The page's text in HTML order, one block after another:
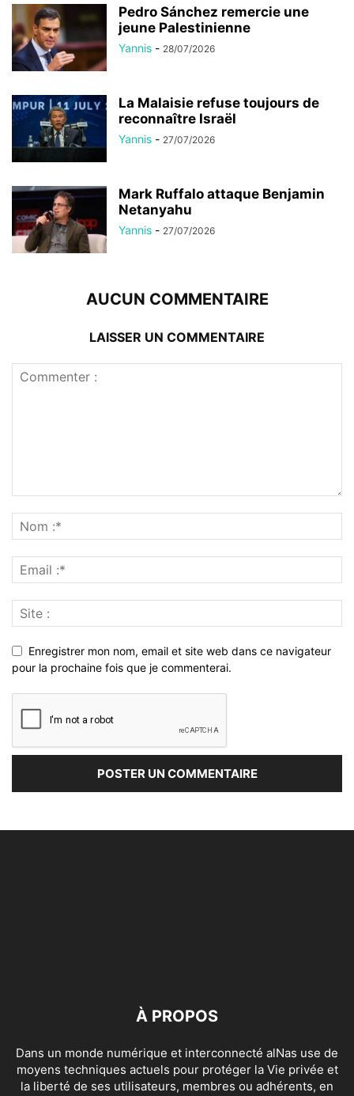
Pedro Sánchez remercie une
jeune Palestinienne
Yannis - 28/07/2026
La Malaisie refuse toujours de
reconnaître Israël
Yannis - 27/07/2026
Mark Ruffalo attaque Benjamin
Netanyahu
Yannis - 27/07/2026
AUCUN COMMENTAIRE
LAISSER UN COMMENTAIRE
Enregistrer mon nom, email et site web dans ce navigateur
pour la prochaine fois que je commenterai.
À PROPOS
Dans un monde numérique et interconnecté alNas use de
moyens techniques actuels pour protéger la Vie privée et
la liberté de ses utilisateurs, membres ou adhérents, en